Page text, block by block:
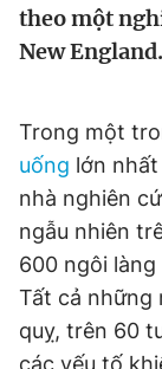
Tiện ích
Đọc Thanh
theo một
New England.
Trong một
uống lớn
nhà nghiên
ngẫu nhiên
600 ngôi
Tất cả những
quỵ, trên 60
các yếu tố